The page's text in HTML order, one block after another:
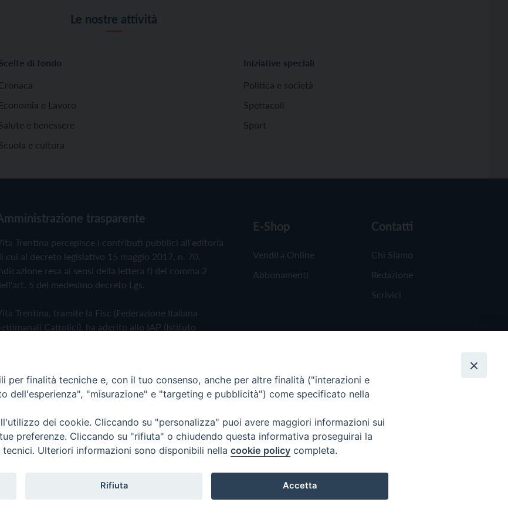
Le nostre attività
di fondo
Economia e Lavoro
e benessere
e cultura
Iniziative speciali
Politica e società
Spettacoli
Sport
trasparente
Trentina percepisce i contributi pubblici all'editoria
cui al decreto legislativo 15 maggio 2017, n. 70.
resa ai sensi della lettera f) del comma 2
5 del medesimo decreto Lgs.
Trentina, tramite la Fisc (Federazione Italiana
Cattolici), ha aderito allo IAP (Istituto
Privacy Policy Cookie Policy
E-Shop
Vendita Online
Abbonamenti
Contatti
Chi Siamo
Redazione
Scrivici
Editrice
per finalità tecniche e, con il tuo consenso, anche per altre finalità ("interazioni e
dell'esperienza", "misurazione" e "targeting e pubblicità") come specificato nella
dei cookie. Cliccando su "personalizza" puoi avere maggiori informazioni sui
preferenze. Cliccando su "rifiuta" o chiudendo questa informativa proseguirai la
Ulteriori informazioni sono disponibili nella cookie policy completa.
Rifiuta Accetta